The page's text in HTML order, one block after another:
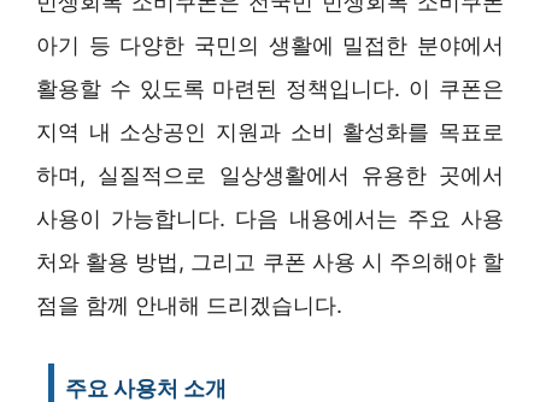
아기 등 다양한 국민의 생활에 밀접한 분야에서
활용할 수 있도록 마련된 정책입니다. 이 쿠폰은
지역 내 소상공인 지원과 소비 활성화를 목표로
하며, 실질적으로 일상생활에서 유용한 곳에서
사용이 가능합니다. 다음 내용에서는 주요 사용
처와 활용 방법, 그리고 쿠폰 사용 시 주의해야 할
점을 함께 안내해 드리겠습니다.
주요 사용처 소개